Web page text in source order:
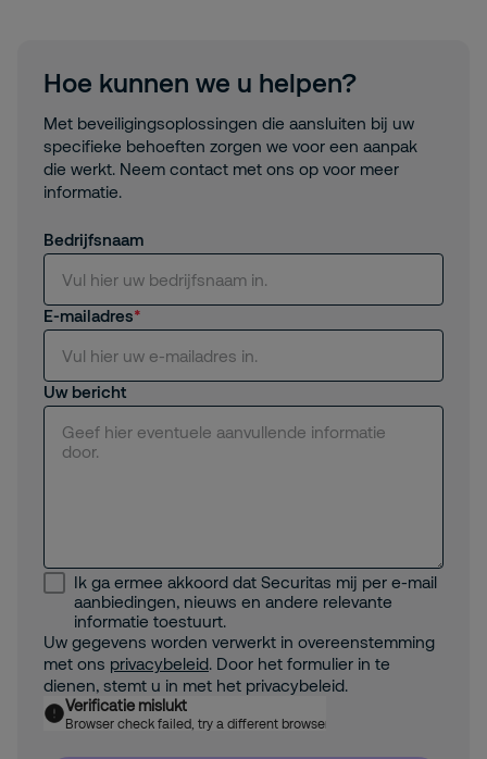
Hoe kunnen we u helpen?
Met beveiligingsoplossingen die aansluiten bij uw
specifieke behoeften zorgen we voor een aanpak
die werkt. Neem contact met ons op voor meer
informatie.
Bedrijfsnaam
E-mailadres
Uw bericht
Ik ga ermee akkoord dat Securitas mij per e-mail
aanbiedingen, nieuws en andere relevante
informatie toestuurt.
Uw gegevens worden verwerkt in overeenstemming
met ons privacybeleid. Door het formulier in te
dienen, stemt u in met het privacybeleid.
Verificatie mislukt
Browser check failed, try a different browser